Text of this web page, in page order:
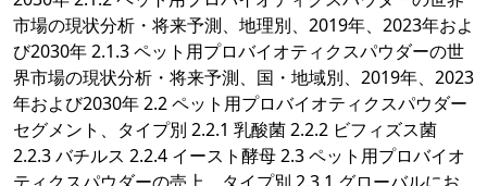
市場の現状分析・将来予測、地理別、2019年、2023年およ
び2030年 2.1.3 ペット用プロバイオティクスパウダーの世
界市場の現状分析・将来予測、国・地域別、2019年、2023
年および2030年 2.2 ペット用プロバイオティクスパウダー
セグメント、タイプ別 2.2.1 乳酸菌 2.2.2 ビフィズス菌
2.2.3 バチルス 2.2.4 イースト酵母 2.3 ペット用プロバイオ